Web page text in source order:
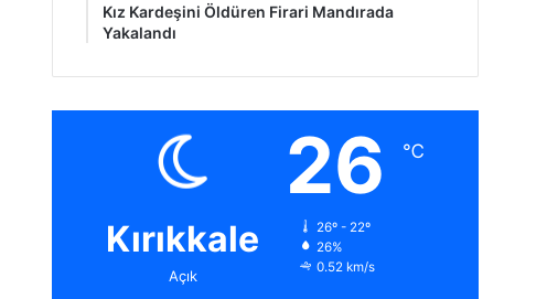
Kız Kardeşini Öldüren Firari Mandırada
Yakalandı
Kırıkkale
Açık
26 ℃
26º - 22º
26%
0.52 km/s